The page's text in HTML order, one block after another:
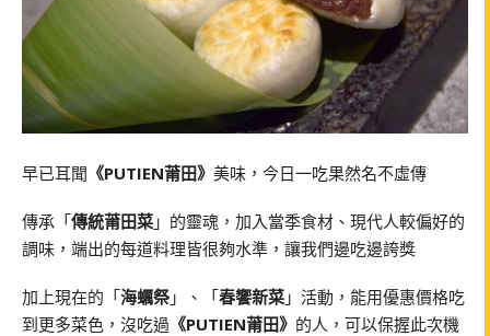
早已耳聞 《PUTIEN莆田》 美味，今日一吃果然名不虛傳
傳承「傳統莆田菜 」的靈魂，加入當季食材、現代人較偏好的
調味，端出的每道料理皆很夠水準，讓我們邊吃邊誇獎
加上現在的「海蠣祭 」、「春饗新菜 」活動，能用優惠價格吃
到更多菜色，沒吃過 《PUTIEN莆田》 的人，可以保握此次機